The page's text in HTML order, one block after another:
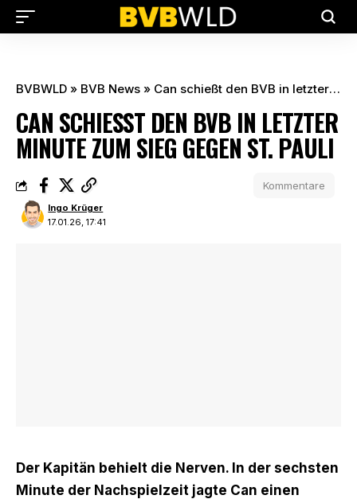
BVBWLD » BVB News » Can schießt den BVB in letzter Minute zum Sieg gegen St. Pauli
CAN SCHIESST DEN BVB IN LETZTER M
INUTE ZUM SIEG GEGEN ST. PAULI
17.01.26, 17:41
Ingo Krüger
Kommentare
Der Kapitän behielt die Nerven. In der sechsten
Minute der Nachspielzeit jagte Can einen